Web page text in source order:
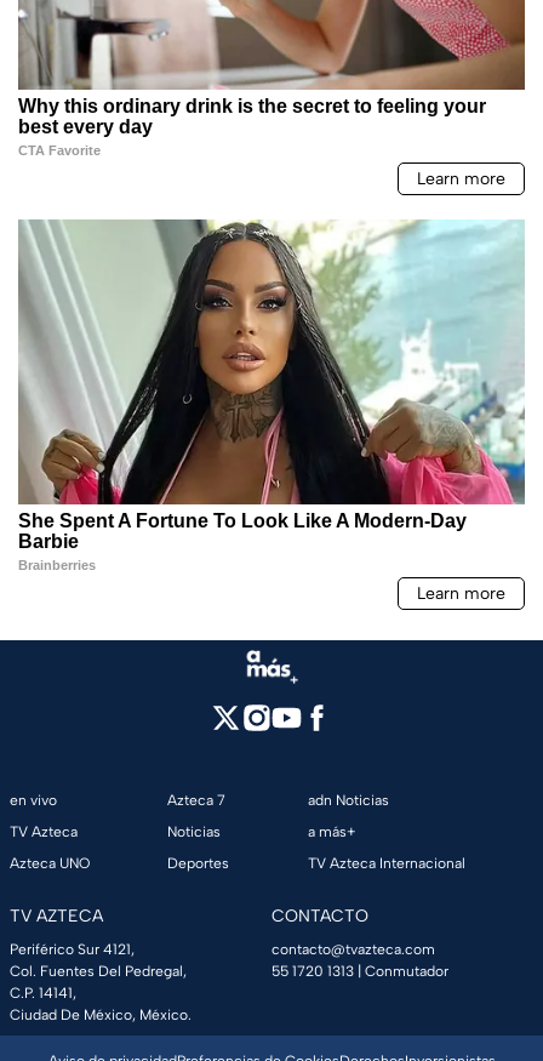
en vivo
TV Azteca
Azteca UNO
Azteca 7
Noticias
Deportes
adn Noticias
a más+
TV Azteca Internacional
TV AZTECA
Periférico Sur 4121,
Col. Fuentes Del Pedregal,
C.P. 14141,
Ciudad De México, México.
CONTACTO
contacto@tvazteca.com
55 1720 1313 | Conmutador